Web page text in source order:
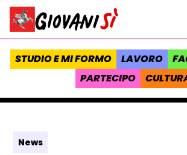
Vai al contenuto
Homepage Giovanisì - Progetto della
STUDIO E MI FORMO LAVORO
PARTECIPO
News